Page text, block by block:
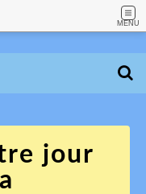
MENU
jour